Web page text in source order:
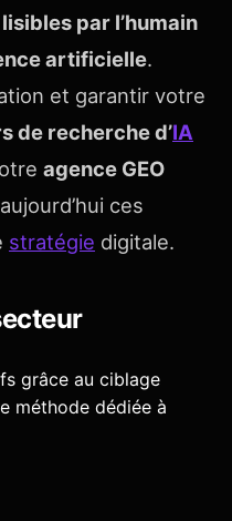
par l’humain
artificielle.
et garantir votre
de recherche d’IA
agence GEO
ces
stratégie digitale.
grâce au ciblage
méthode dédiée à